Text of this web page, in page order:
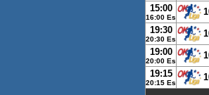
15:00
16:00 Es
19:30
20:30 Es
19:00
20:00 Es
19:15
20:15 Es